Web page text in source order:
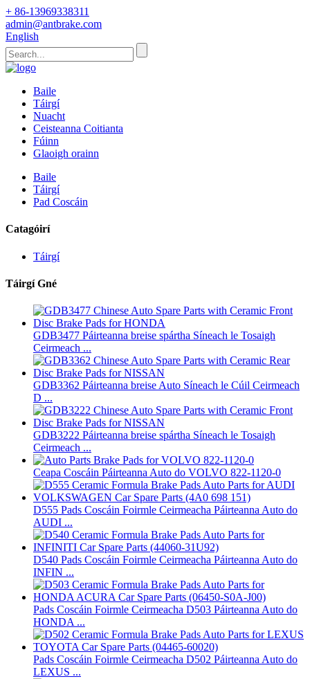
+ 86-13969338311
admin@antbrake.com
English
Baile
Táirgí
Nuacht
Ceisteanna Coitianta
Fúinn
Glaoigh orainn
Baile
Táirgí
Pad Coscáin
Catagóirí
Táirgí
Táirgí Gné
GDB3477 Páirteanna breise spártha Síneach le Tosaigh
Ceirmeach ...
GDB3362 Páirteanna breise Auto Síneach le Cúil Ceirmeach
D ...
GDB3222 Páirteanna breise spártha Síneach le Tosaigh
Ceirmeach ...
Ceapa Coscáin Páirteanna Auto do VOLVO 822-1120-0
D555 Pads Coscáin Foirmle Ceirmeacha Páirteanna Auto do
AUDI ...
D540 Pads Coscáin Foirmle Ceirmeacha Páirteanna Auto do
INFIN ...
Pads Coscáin Foirmle Ceirmeacha D503 Páirteanna Auto do
HONDA ...
Pads Coscáin Foirmle Ceirmeacha D502 Páirteanna Auto do
LEXUS ...